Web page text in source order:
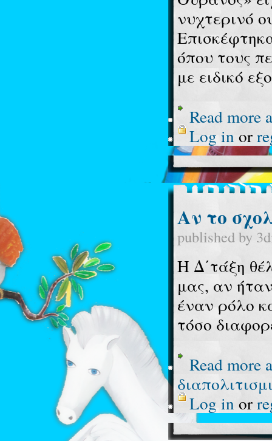
νυχτερινό
όπου τους
με ειδικό
Read more
Log in or
Αν το
published by
Η Δ΄τάξη
μας, αν
έναν ρόλο
τόσο
Read more
Log in or